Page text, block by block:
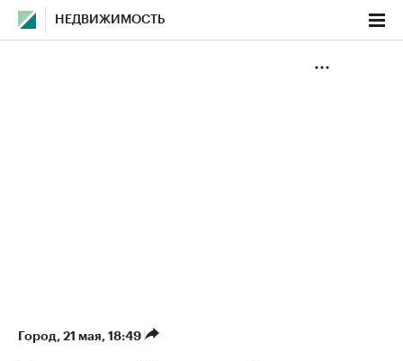
НЕДВИЖИМОСТЬ
Город⁠, 21 мая, 18:49